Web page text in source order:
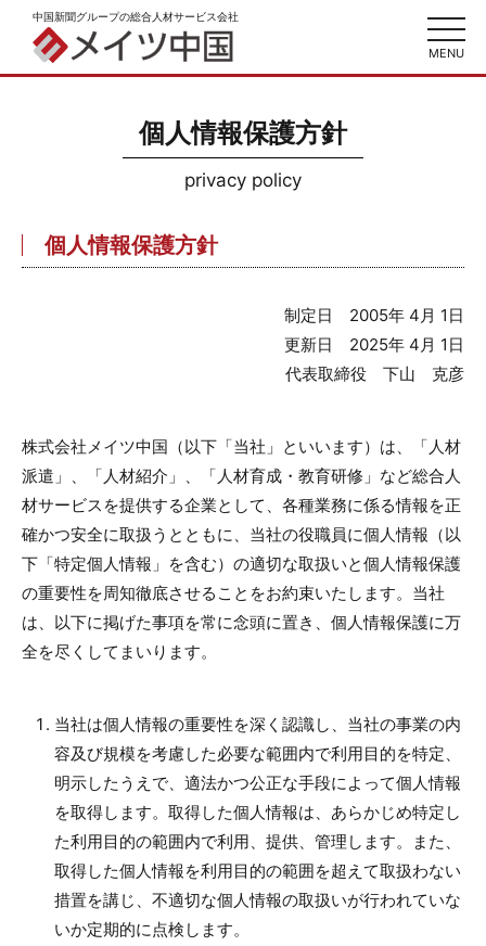
MENU
中国新聞グループの総合人材サービス会社
個人情報保護方針
privacy policy
個人情報保護方針
制定日 2005年 4月 1日
更新日 2025年 4月 1日
代表取締役 下山 克彦
株式会社メイツ中国（以下「当社」といいます）は、「人材
派遣」、「人材紹介」、「人材育成・教育研修」など総合人
材サービスを提供する企業として、各種業務に係る情報を正
確かつ安全に取扱うとともに、当社の役職員に個人情報（以
下「特定個人情報」を含む）の適切な取扱いと個人情報保護
の重要性を周知徹底させることをお約束いたします。当社
は、以下に掲げた事項を常に念頭に置き、個人情報保護に万
全を尽くしてまいります。
当社は個人情報の重要性を深く認識し、当社の事業の内
容及び規模を考慮した必要な範囲内で利用目的を特定、
明示したうえで、適法かつ公正な手段によって個人情報
を取得します。取得した個人情報は、あらかじめ特定し
た利用目的の範囲内で利用、提供、管理します。また、
取得した個人情報を利用目的の範囲を超えて取扱わない
措置を講じ、不適切な個人情報の取扱いが行われていな
いか定期的に点検します。